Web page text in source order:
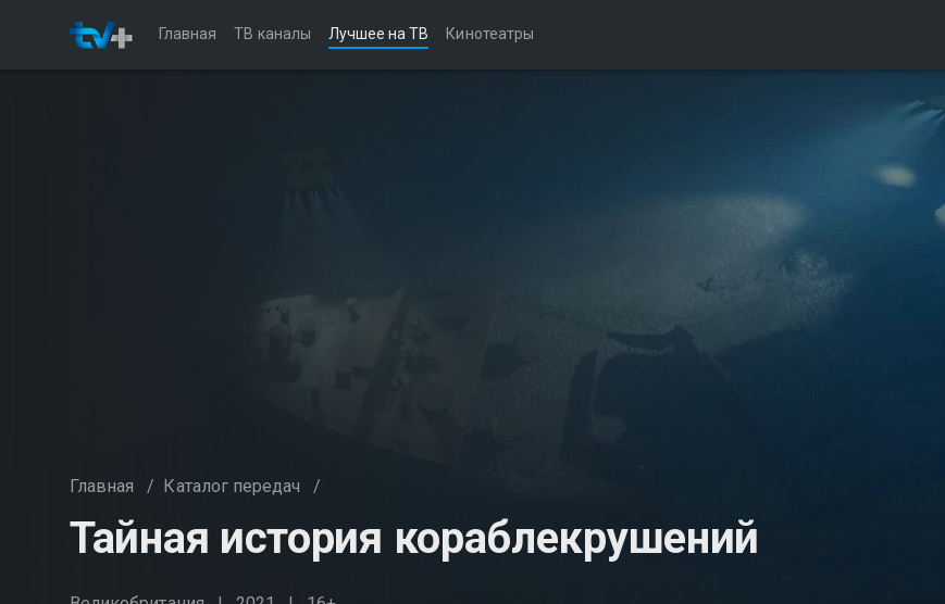
Главная ТВ каналы Лучшее на ТВ Кинотеатры
Главная / Каталог передач /
Тайная история кораблекрушений